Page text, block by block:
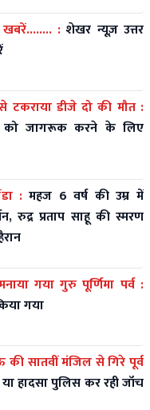
: शेखर न्यूज़ उत्तर
सीतापुर में विद्युत तारों से टकराया डीजे दो की मौत :
को जागरूक करने के लिए
परसपुर/करनैलगंज/ गोंडा : महज 6 वर्ष की उम्र में
रुद्र प्रताप साहू की स्मरण
बड़े ही हर्ष उल्लास से मनाया गया गुरु पूर्णिमा पर्व :
गया
सातवीं मंजिल से गिरे पूर्व
हादसा पुलिस कर रही जॉच